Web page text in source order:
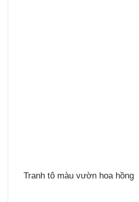
Tranh tô màu vườn hoa hồng